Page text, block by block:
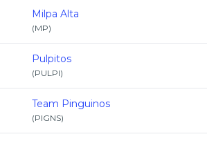
Milpa Alta
(MP)
Pulpitos
(PULPI)
Team Pinguinos
(PIGNS)